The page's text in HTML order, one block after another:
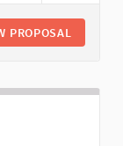
PROPOSAL